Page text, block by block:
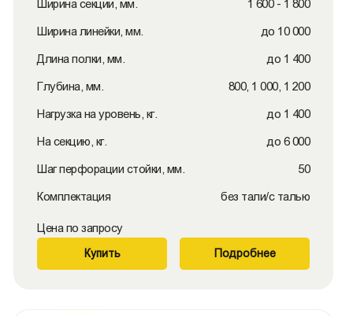
Ширина секции, мм. 1 600 - 1 800
Ширина линейки, мм. до 10 000
Длина полки, мм. до 1 400
Глубина, мм. 800, 1 000, 1 200
Нагрузка на уровень, кг. до 1 400
На секцию, кг. до 6 000
Шаг перфорации стойки, мм. 50
Комплектация без тали/с талью
Цена по запросу
Купить Подробнее